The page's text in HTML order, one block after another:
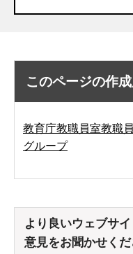
このページの作
教育庁教職員室教職
グループ
より良いウェブサ
意見をお聞かせく